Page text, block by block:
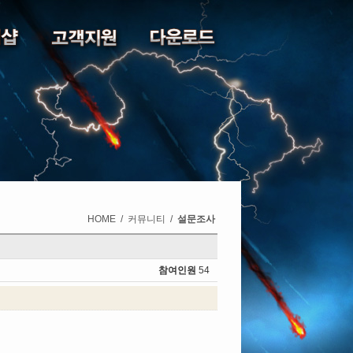
HOME / 커뮤니티 / 설문조사
참여인원 54